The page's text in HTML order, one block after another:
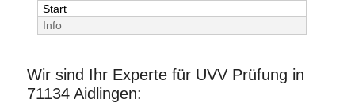
Start
Info
Wir sind Ihr Experte für UVV Prüfung in
71134 Aidlingen: